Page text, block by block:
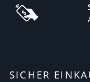
SICHER